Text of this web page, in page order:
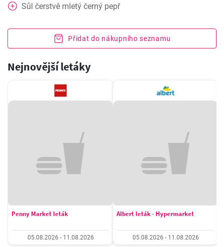
Sůl čerstvě mletý černý pepř
Přidat do nákupního seznamu
Nejnovější letáky
Penny Market leták
05.08.2026 - 11.08.2026
Albert leták - Hypermarket
05.08.2026 - 11.08.2026